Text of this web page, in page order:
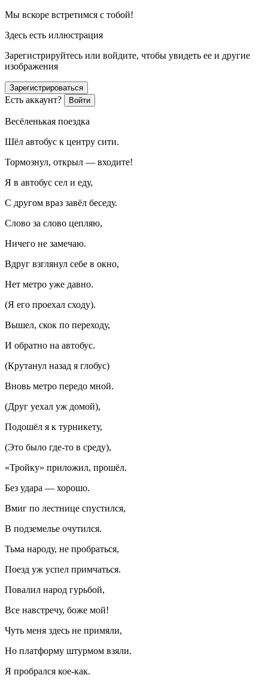
Мы вскоре встретимся с тобой!
Здесь есть иллюстрация
Зарегистрируйтесь или войдите, чтобы увидеть ее и другие
изображения
Зарегистрироваться
Есть аккаунт? Войти
Весёленькая поездка
Шёл автобус к центру сити.
Тормознул, открыл — входите!
Я в автобус сел и еду,
С другом враз завёл беседу.
Слово за слово цепляю,
Ничего не замечаю.
Вдруг взглянул себе в окно,
Нет метро уже давно.
(Я его проехал сходу).
Вышел, скок по переходу,
И обратно на автобус.
(Крутанул назад я глобус)
Вновь метро передо мной.
(Друг уехал уж домой),
Подошёл я к турникету,
(Это было где-то в среду),
«Тройку» приложил, прошёл.
Без удара — хорошо.
Вмиг по лестнице спустился,
В подземелье очутился.
Тьма народу, не пробраться,
Поезд уж успел примчаться.
Повалил народ гурьбой,
Все навстречу, боже мой!
Чуть меня здесь не примяли,
Но платформу штурмом взяли.
Я пробрался кое-как.